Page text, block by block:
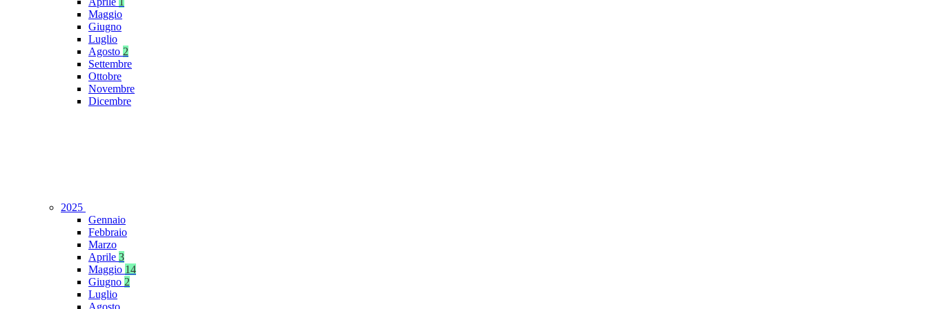
Maggio
Giugno
Luglio
Agosto 2
Settembre
Ottobre
Novembre
Dicembre
2025
Gennaio
Febbraio
Marzo
Aprile 3
Maggio 14
Giugno 2
Luglio